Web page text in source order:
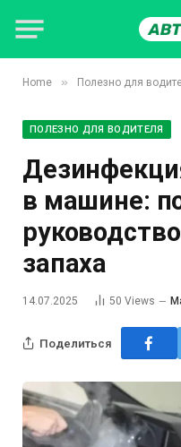
Home » Полезно для
ПОЛЕЗНО ДЛЯ ВОДИТЕЛЯ
в машине:
запаха
14.07.2025 50 Views
Поделиться